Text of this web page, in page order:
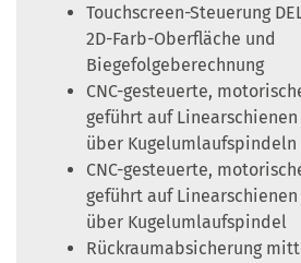
Touchscreen-Steuerung
2D-Farb-Oberfläche und
Biegefolgeberechnung
CNC-gesteuerte,
geführt auf
über Kugelumlaufspindeln
CNC-gesteuerte,
geführt auf
über Kugelumlaufspindel
Rückraumabsicherung